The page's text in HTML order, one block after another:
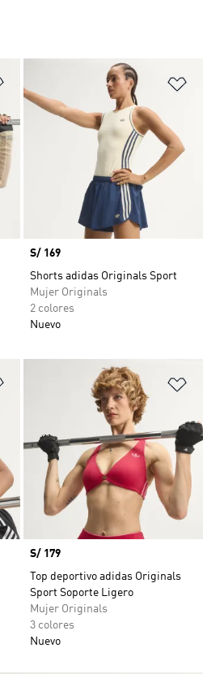
Añadir a la lista de deseos
Precio
S/ 169
Shorts adidas Originals Sport
Mujer Originals
2 colores
Nuevo
Añadir a la lista de deseos
Precio
S/ 179
Top deportivo adidas Originals
Sport Soporte Ligero
Mujer Originals
3 colores
Nuevo